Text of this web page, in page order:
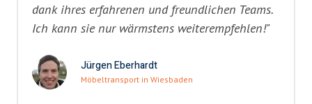
dank ihres erfahrenen und freundlichen Teams.
Ich kann sie nur wärmstens weiterempfehlen!"
Jürgen Eberhardt
Möbeltransport in Wiesbaden